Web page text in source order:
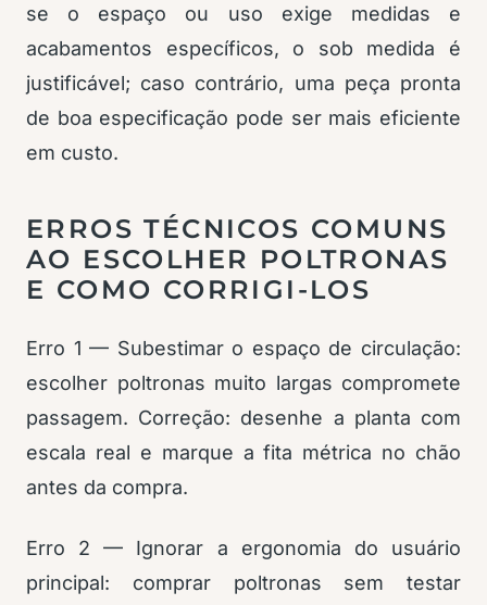
se o espaço ou uso exige medidas e
acabamentos específicos, o sob medida é
justificável; caso contrário, uma peça pronta
de boa especificação pode ser mais eficiente
em custo.
ERROS TÉCNICOS COMUNS
AO ESCOLHER POLTRONAS
E COMO CORRIGI-LOS
Erro 1 — Subestimar o espaço de circulação:
escolher poltronas muito largas compromete
passagem. Correção: desenhe a planta com
escala real e marque a fita métrica no chão
antes da compra.
Erro 2 — Ignorar a ergonomia do usuário
principal: comprar poltronas sem testar